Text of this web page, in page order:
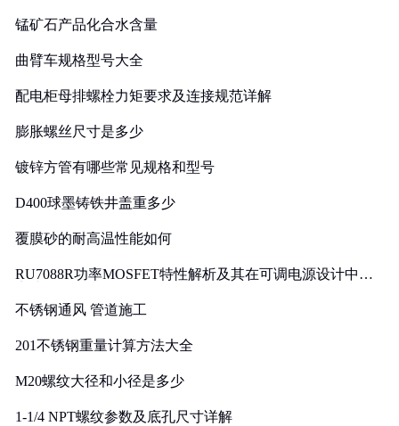
锰矿石产品化合水含量
曲臂车规格型号大全
配电柜母排螺栓力矩要求及连接规范详解
膨胀螺丝尺寸是多少
镀锌方管有哪些常见规格和型号
D400球墨铸铁井盖重多少
覆膜砂的耐高温性能如何
RU7088R功率MOSFET特性解析及其在可调电源设计中的
不锈钢通风 管道施工
201不锈钢重量计算方法大全
M20螺纹大径和小径是多少
1-1/4 NPT螺纹参数及底孔尺寸详解